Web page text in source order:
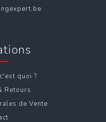
quoi ?
Retours
de Vente